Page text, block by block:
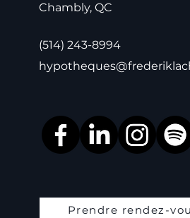
et
Chambly, QC
(514) 243-8994
Prendre rendez-